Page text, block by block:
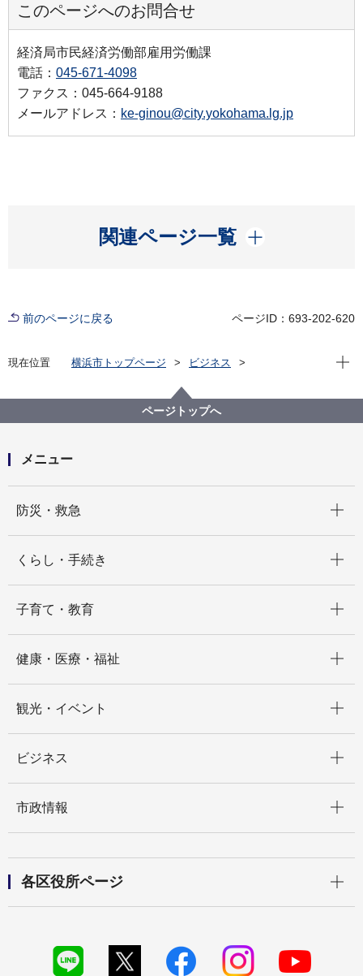
このページへのお問合せ
経済局市民経済労働部雇用労働課
電話： 045-671-4098
ファクス：045-664-9188
メールアドレス： ke-ginou@city.yokohama.lg.jp
関連ページ一覧
開く
前のページに戻る ページID：693-202-620
現在位置 横浜市トップページ
ビジネス
現在
ページトップへ
メニュー
防災・救急
くらし・手続き
子育て・教育
健康・医療・福祉
観光・イベント
ビジネス
市政情報
各区役所ページ